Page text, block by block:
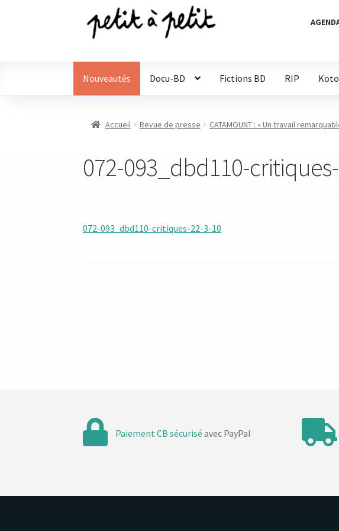
Aller
navigation
Aller
Nouveautés Docu-BD Fictions BD RIP
Accueil Revue de presse CATAMOUNT : « Un travail
072-093_dbd110-
072-093_dbd110-critiques-22-3-10
Paiement CB sécurisé avec PayPal